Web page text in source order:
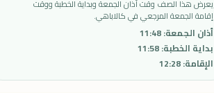
يعرض هذا الصف وقت أذان الجمعة وبداية الخطبة ووقت
إقامة الجمعة المرجعي في كالاباهي.
أذان الجمعة:
11:48
بداية الخطبة:
11:58
الإقامة:
12:28